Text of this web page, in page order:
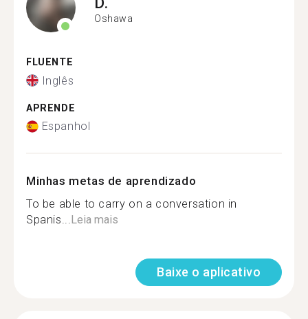
Oshawa
FLUENTE
Inglês
APRENDE
Espanhol
Minhas metas de aprendizado
To be able to carry on a conversation in
Spanis...Leia mais
Baixe o aplicativo